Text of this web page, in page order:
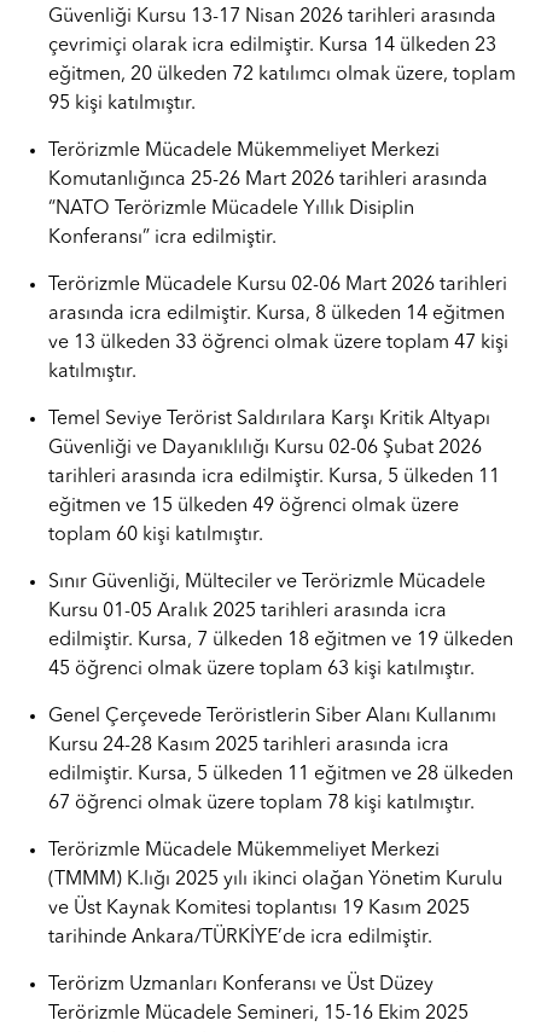
Güvenliği Kursu 13-17 Nisan 2026 tarihleri arasında
çevrimiçi olarak icra edilmiştir. Kursa 14 ülkeden 23
eğitmen, 20 ülkeden 72 katılımcı olmak üzere, toplam
95 kişi katılmıştır.
Terörizmle Mücadele Mükemmeliyet Merkezi
Komutanlığınca 25-26 Mart 2026 tarihleri arasında
“NATO Terörizmle Mücadele Yıllık Disiplin
Konferansı” icra edilmiştir.
Terörizmle Mücadele Kursu 02-06 Mart 2026 tarihleri
arasında icra edilmiştir. Kursa, 8 ülkeden 14 eğitmen
ve 13 ülkeden 33 öğrenci olmak üzere toplam 47 kişi
katılmıştır.
Temel Seviye Terörist Saldırılara Karşı Kritik Altyapı
Güvenliği ve Dayanıklılığı Kursu 02-06 Şubat 2026
tarihleri arasında icra edilmiştir. Kursa, 5 ülkeden 11
eğitmen ve 15 ülkeden 49 öğrenci olmak üzere
toplam 60 kişi katılmıştır.
Sınır Güvenliği, Mülteciler ve Terörizmle Mücadele
Kursu 01-05 Aralık 2025 tarihleri arasında icra
edilmiştir. Kursa, 7 ülkeden 18 eğitmen ve 19 ülkeden
45 öğrenci olmak üzere toplam 63 kişi katılmıştır.
Genel Çerçevede Teröristlerin Siber Alanı Kullanımı
Kursu 24-28 Kasım 2025 tarihleri arasında icra
edilmiştir. Kursa, 5 ülkeden 11 eğitmen ve 28 ülkeden
67 öğrenci olmak üzere toplam 78 kişi katılmıştır.
Terörizmle Mücadele Mükemmeliyet Merkezi
(TMMM) K.lığı 2025 yılı ikinci olağan Yönetim Kurulu
ve Üst Kaynak Komitesi toplantısı 19 Kasım 2025
tarihinde Ankara/TÜRKİYE’de icra edilmiştir.
Terörizm Uzmanları Konferansı ve Üst Düzey
Terörizmle Mücadele Semineri, 15-16 Ekim 2025